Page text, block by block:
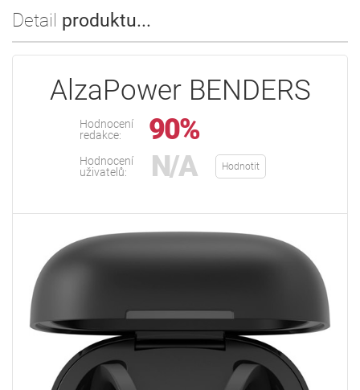
Detail produktu...
AlzaPower BENDERS
Hodnocení
redakce:
90%
Hodnocení
uživatelů:
N/A Hodnotit